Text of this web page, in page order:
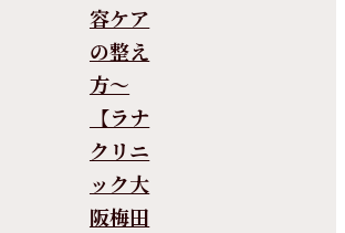
容ケア
の整え
方〜
【ラナ
クリニ
ック大
阪梅田